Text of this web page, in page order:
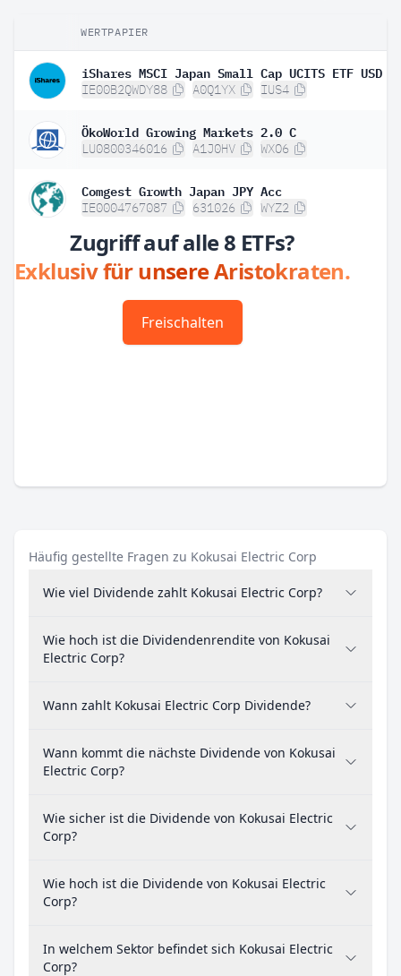
WERTPAPIER
IE00B2QWDY88 A0Q1YX IUS4
ÖkoWorld Growing Markets 2.0 C
LU0800346016 A1J0HV WXO6
Comgest Growth Japan JPY Acc
IE0004767087 631026 WYZ2
Zugriff auf alle 8 ETFs?
Exklusiv für unsere Aristokraten.
Freischalten
Häufig gestellte Fragen zu Kokusai Electric Corp
Wie viel Dividende zahlt Kokusai Electric Corp?
Wie hoch ist die Dividendenrendite von Kokusai
Electric Corp?
Wann zahlt Kokusai Electric Corp Dividende?
Wann kommt die nächste Dividende von Kokusai
Electric Corp?
Wie sicher ist die Dividende von Kokusai Electric
Corp?
Wie hoch ist die Dividende von Kokusai Electric
Corp?
In welchem Sektor befindet sich Kokusai Electric
Corp?